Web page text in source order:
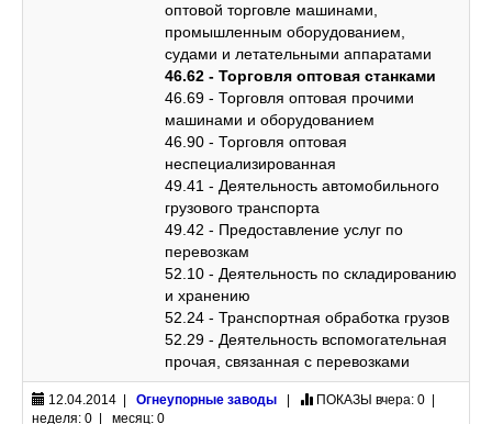
оптовой торговле машинами,
промышленным оборудованием,
судами и летательными аппаратами
46.62 - Торговля оптовая станками
46.69 - Торговля оптовая прочими
машинами и оборудованием
46.90 - Торговля оптовая
неспециализированная
49.41 - Деятельность автомобильного
грузового транспорта
49.42 - Предоставление услуг по
перевозкам
52.10 - Деятельность по складированию
и хранению
52.24 - Транспортная обработка грузов
52.29 - Деятельность вспомогательная
прочая, связанная с перевозками
12.04.2014 | Огнеупорные заводы ПОКАЗЫ вчера: 0 |
неделя: 0 | месяц: 0